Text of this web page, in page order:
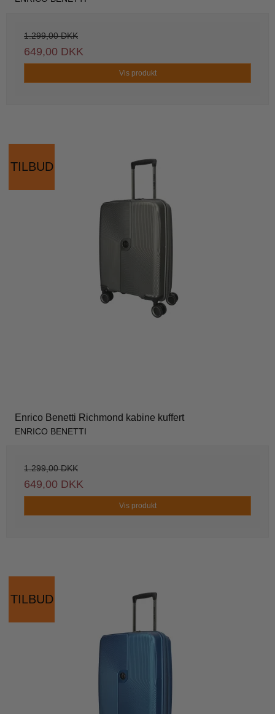
1.299,00 DKK
649,00 DKK
Vis produkt
TILBUD
Enrico Benetti Richmond kabine kuffert
ENRICO BENETTI
1.299,00 DKK
649,00 DKK
Vis produkt
TILBUD